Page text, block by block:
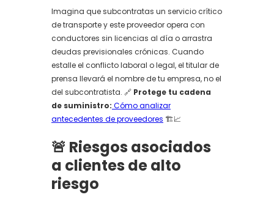
Imagina que subcontratas un servicio crítico
de transporte y este proveedor opera con
conductores sin licencias al día o arrastra
deudas previsionales crónicas. Cuando
estalle el conflicto laboral o legal, el titular de
prensa llevará el nombre de tu empresa, no el
del subcontratista. 🔗 Protege tu cadena
de suministro: Cómo analizar
antecedentes de proveedores 🏗️📈
🚨 Riesgos asociados
a clientes de alto
riesgo